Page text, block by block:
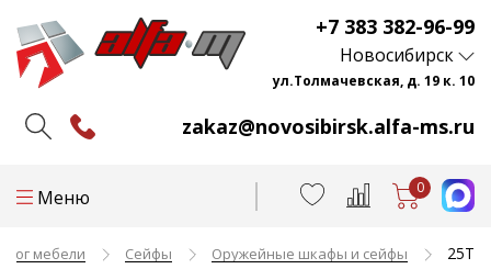
+7 383 382-96-99
zakaz@novosibirsk.alfa-ms.ru
Новосибирск
ул.Толмачевская, д. 19 к. 10
Меню 0
мебели Сейфы Оружейные шкафы и сейфы 25T